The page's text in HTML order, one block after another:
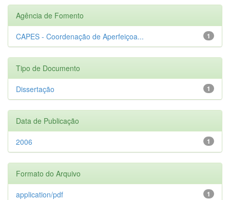
Agência de Fomento
1
CAPES - Coordenação de Aperfeiçoa...
Tipo de Documento
1
Dissertação
Data de Publicação
1
2006
Formato do Arquivo
1
application/pdf